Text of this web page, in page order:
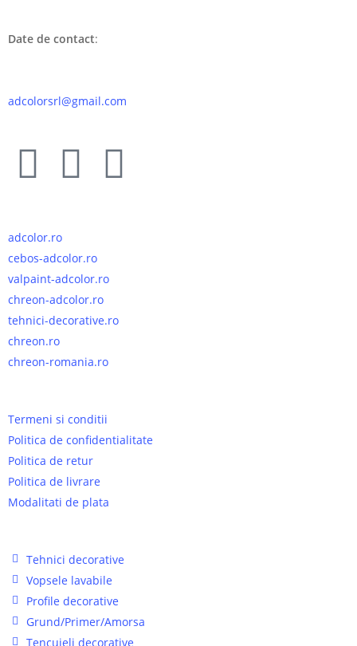
Date de contact:
adcolorsrl@gmail.com
adcolor.ro
cebos-adcolor.ro
valpaint-adcolor.ro
chreon-adcolor.ro
tehnici-decorative.ro
chreon.ro
chreon-romania.ro
Termeni si conditii
Politica de confidentialitate
Politica de retur
Politica de livrare
Modalitati de plata
Tehnici decorative
Vopsele lavabile
Profile decorative
Grund/Primer/Amorsa
Tencuieli decorative